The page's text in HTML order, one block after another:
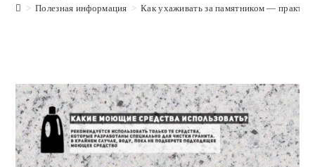
> Полезная информация > Как ухаживать за памятником —